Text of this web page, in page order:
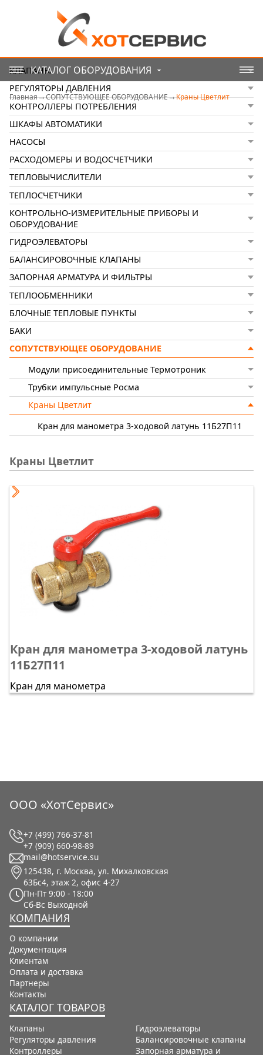
КАТАЛОГ ОБОРУДОВАНИЯ
Главная СОПУТСТВУЮЩЕЕ ОБОРУДОВАНИЕ Краны Цветлит
КЛАПАНЫ
РЕГУЛЯТОРЫ ДАВЛЕНИЯ
КОНТРОЛЛЕРЫ ПОТРЕБЛЕНИЯ
ШКАФЫ АВТОМАТИКИ
НАСОСЫ
РАСХОДОМЕРЫ И ВОДОСЧЕТЧИКИ
ТЕПЛОВЫЧИСЛИТЕЛИ
ТЕПЛОСЧЕТЧИКИ
КОНТРОЛЬНО-ИЗМЕРИТЕЛЬНЫЕ ПРИБОРЫ И
ОБОРУДОВАНИЕ
ГИДРОЭЛЕВАТОРЫ
БАЛАНСИРОВОЧНЫЕ КЛАПАНЫ
ЗАПОРНАЯ АРМАТУРА И ФИЛЬТРЫ
ТЕПЛООБМЕННИКИ
БЛОЧНЫЕ ТЕПЛОВЫЕ ПУНКТЫ
БАКИ
СОПУТСТВУЮЩЕЕ ОБОРУДОВАНИЕ
Модули присоединительные Термотроник
Трубки импульсные Росма
Краны Цветлит
Кран для манометра 3-ходовой латунь 11Б27П11
Краны Цветлит
Кран для манометра 3-ходовой латунь
11Б27П11
Кран для манометра
ООО «ХотСервис»
+7 (499) 766-37-81
+7 (909) 660-98-89
mail@hotservice.su
125438, г. Москва, ул. Михалковская
63Бс4, этаж 2, офис 4-27
Пн-Пт9:00 - 18:00
Сб-Вс Выходной
КОМПАНИЯ
О компании
Документация
Клиентам
Оплата и доставка
Партнеры
Контакты
КАТАЛОГ ТОВАРОВ
Клапаны
Регуляторы давления
Контроллеры
Гидроэлеваторы
Балансировочные клапаны
Запорная арматура и